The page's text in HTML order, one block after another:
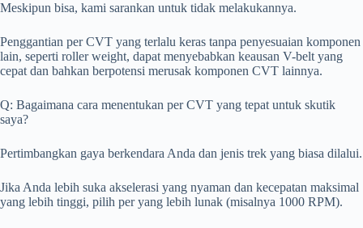
Meskipun bisa, kami sarankan untuk tidak melakukannya.
Penggantian per CVT yang terlalu keras tanpa penyesuaian komponen
lain, seperti roller weight, dapat menyebabkan keausan V-belt yang
cepat dan bahkan berpotensi merusak komponen CVT lainnya.
Q: Bagaimana cara menentukan per CVT yang tepat untuk skutik
saya?
Pertimbangkan gaya berkendara Anda dan jenis trek yang biasa dilalui.
Jika Anda lebih suka akselerasi yang nyaman dan kecepatan maksimal
yang lebih tinggi, pilih per yang lebih lunak (misalnya 1000 RPM).